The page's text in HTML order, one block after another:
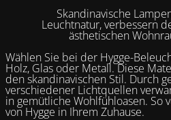
Skandinavische
Leuchtnatur, verbessern
ästhetischen
Wählen Sie bei der Hygge-
Holz, Glas oder Metall. Diese
den skandinavischen Stil. Durch
verschiedener Lichtquellen
in gemütliche Wohlfühloasen. So
von Hygge in Ihrem Zuhause.